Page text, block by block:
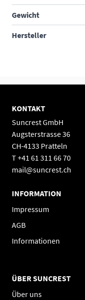
Gewicht
Hersteller
KONTAKT
Suncrest GmbH
Augsterstrasse 36
CH-4133 Pratteln
T +41 61 311 66 70
mail@suncrest.ch
INFORMATION
Impressum
AGB
Informationen
ÜBER SUNCREST
Über uns